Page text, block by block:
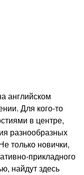
английском
Для кого-то
в центре,
разнообразных
только новички,
прикладного
найдут здесь